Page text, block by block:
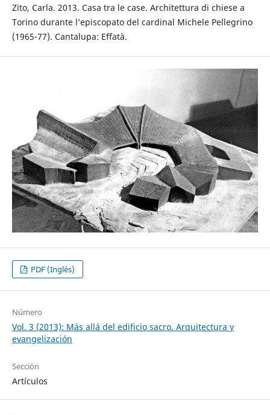
Zito, Carla. 2013. Casa tra le case. Architettura di chiese a
Torino durante l’episcopato del cardinal Michele Pellegrino
(1965-77). Cantalupa: Effatà.
PDF (Inglés)
Número
Vol. 3 (2013): Más allá del edificio sacro. Arquitectura y
evangelización
Sección
Artículos